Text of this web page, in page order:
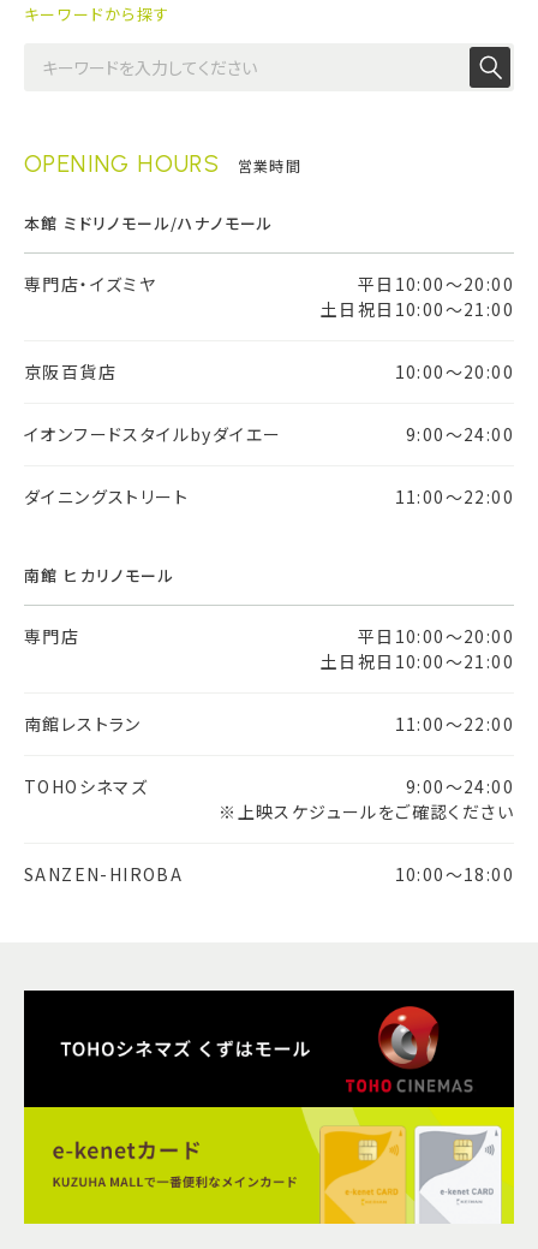
キーワードから探す
OPENING HOURS 営業時間
本館 ミドリノモール/ハナノモール
専門店・イズミヤ
平日10:00～20:00
土日祝日10:00～21:00
京阪百貨店 10:00～20:00
イオンフードスタイルbyダイエー 9:00～24:00
ダイニングストリート 11:00～22:00
南館 ヒカリノモール
専門店
平日10:00～20:00
土日祝日10:00～21:00
南館レストラン 11:00～22:00
TOHOシネマズ
9:00～24:00
※上映スケジュールをご確認ください
SANZEN-HIROBA 10:00～18:00